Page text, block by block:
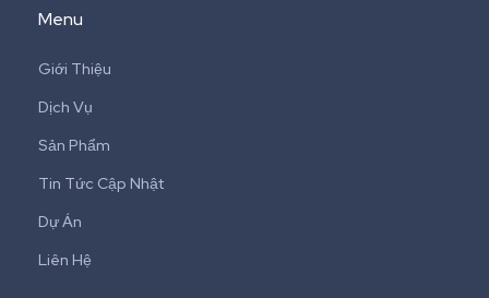
Menu
Giới Thiệu
Dịch Vụ
Sản Phẩm
Tin Tức Cập Nhật
Dự Án
Liên Hệ